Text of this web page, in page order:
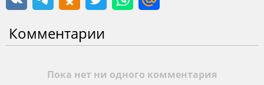
Комментарии
Пока нет ни одного комментария